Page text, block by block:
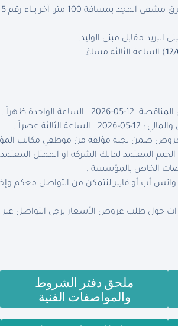
مقابل مبنى الوليد.
) الساعة الثالثة مساءً.
الواحدة ظهراً .
الثالثة عصراً .
ضمن لجنة مؤلفة من موظفي مكاتب المؤسسة في
المعتمد لمالك الشركة او الممثل
الخاص بالمؤسسة .
واتس أب أو فايبر لنتمكن من التواصل
حول طلب عروض الأسعار يرجى التواصل عبر
ملحق دفتر الشروط
والمواصفات الفنية